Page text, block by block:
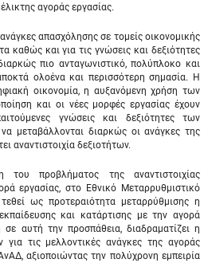
αγοράς εργασίας.
απασχόλησης σε τομείς οικονομικής
καθώς και για τις γνώσεις και δεξιότητες
πιο ανταγωνιστικό, πολύπλοκο και
ολοένα και περισσότερη σημασία. Η
οικονομία, η αυξανόμενη χρήση των
και οι νέες μορφές εργασίας έχουν
γνώσεις και δεξιότητες των
μεταβάλλονται διαρκώς οι ανάγκες της
αναντιστοιχία δεξιοτήτων.
προβλήματος της αναντιστοιχίας
εργασίας, στο Εθνικό Μεταρρυθμιστικό
ως προτεραιότητα μεταρρύθμισης η
και κατάρτισης με την αγορά
αυτή την προσπάθεια, διαδραματίζει η
τις μελλοντικές ανάγκες της αγοράς
αξιοποιώντας την πολύχρονη εμπειρία